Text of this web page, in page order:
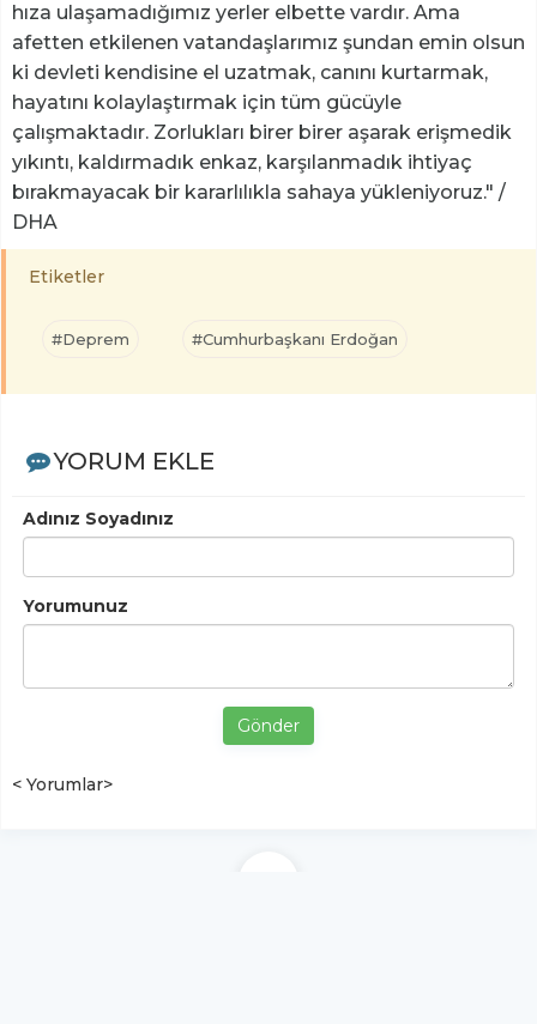
hıza ulaşamadığımız yerler elbette vardır. Ama
afetten etkilenen vatandaşlarımız şundan emin olsun
ki devleti kendisine el uzatmak, canını kurtarmak,
hayatını kolaylaştırmak için tüm gücüyle
çalışmaktadır. Zorlukları birer birer aşarak erişmedik
yıkıntı, kaldırmadık enkaz, karşılanmadık ihtiyaç
bırakmayacak bir kararlılıkla sahaya yükleniyoruz." /
DHA
Etiketler
#Deprem #Cumhurbaşkanı Erdoğan
YORUM EKLE
Adınız Soyadınız
Yorumunuz
Gönder
< Yorumlar>